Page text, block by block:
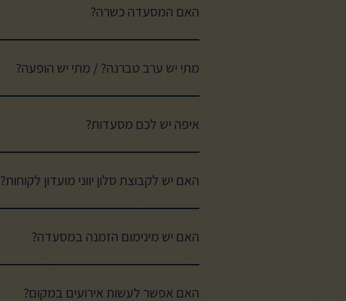
האם המסעדה כשרה?
מתי יש ערב טברנה? / מתי יש הופעה?
איפה יש לכם מסעדות?
האם יש לקבוצת סלון יווני מועדון לקוחות?
האם יש מינימום הזמנה במסעדה?
האם אפשר לעשות אירועים במקום?